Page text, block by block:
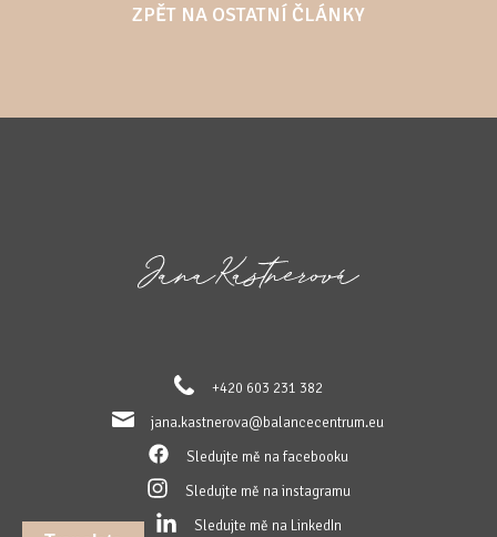
ZPĚT NA OSTATNÍ ČLÁNKY
+420 603 231 382
jana.kastnerova@balancecentrum.eu
Sledujte mě na facebooku
Sledujte mě na instagramu
Sledujte mě na LinkedIn